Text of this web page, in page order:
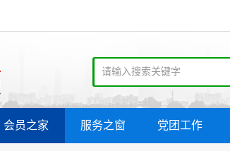
会员之家 服务之窗 党团工作